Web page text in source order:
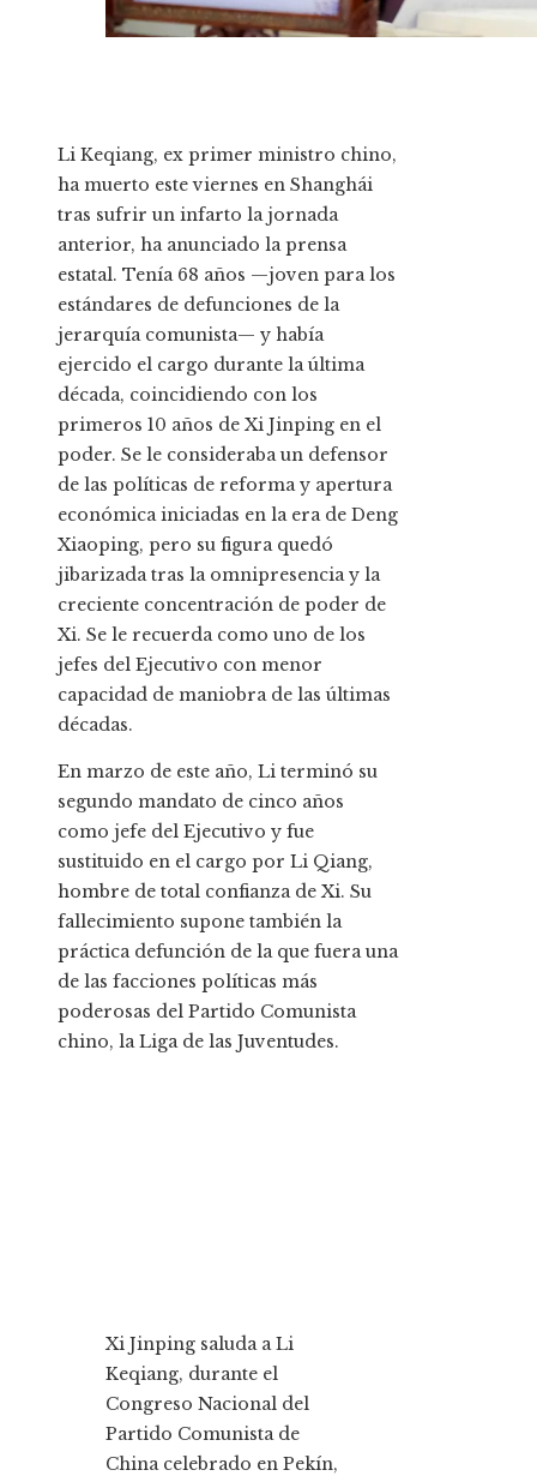
Li Keqiang, ex primer ministro chino,
ha muerto este viernes en Shanghái
tras sufrir un infarto la jornada
anterior, ha anunciado la prensa
estatal. Tenía 68 años —joven para los
estándares de defunciones de la
jerarquía comunista— y había
ejercido el cargo durante la última
década, coincidiendo con los
primeros 10 años de Xi Jinping en el
poder. Se le consideraba un defensor
de las políticas de reforma y apertura
económica iniciadas en la era de Deng
Xiaoping, pero su figura quedó
jibarizada tras la omnipresencia y la
creciente concentración de poder de
Xi. Se le recuerda como uno de los
jefes del Ejecutivo con menor
capacidad de maniobra de las últimas
décadas.
En marzo de este año, Li terminó su
segundo mandato de cinco años
como jefe del Ejecutivo y fue
sustituido en el cargo por Li Qiang,
hombre de total confianza de Xi. Su
fallecimiento supone también la
práctica defunción de la que fuera una
de las facciones políticas más
poderosas del Partido Comunista
chino, la Liga de las Juventudes.
Xi Jinping saluda a Li
Keqiang, durante el
Congreso Nacional del
Partido Comunista de
China celebrado en Pekín,